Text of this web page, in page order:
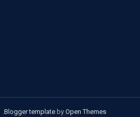
Blogger templatebyOpen Themes
.